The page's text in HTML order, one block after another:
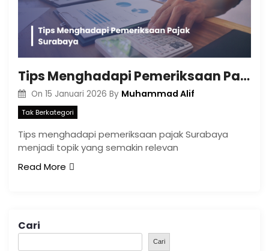
Tips Menghadapi Pemeriksaan Pajak Surabaya
On 15 Januari 2026 By Muhammad Alif
Tak Berkategori
Tips menghadapi pemeriksaan pajak Surabaya
menjadi topik yang semakin relevan
Read More
Cari
Cari